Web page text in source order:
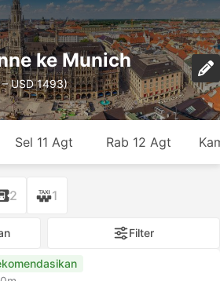
ke Munich
USD 1493)
Sel 11 Agt Rab 12 Agt
2 1
Filter